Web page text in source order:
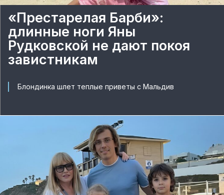
«Престарелая Барби»:
длинные ноги Яны
Рудковской не дают покоя
завистникам
Блондинка шлет теплые приветы с Мальдив